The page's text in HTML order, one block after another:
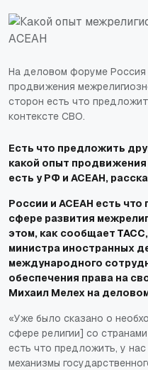
На деловом форуме
продвижения
сторон есть что
контексте СВО.
Есть что предложить
какой опыт
есть у РФ и АСЕАН,
России и АСЕАН есть что
сфере развития
этом, как сообщает ТАСС
министра иностранных
международного
обеспечения права на
Михаил Мелех на
«Уже было сказано о
сфере религии] со
есть что предложить, у
механизмы